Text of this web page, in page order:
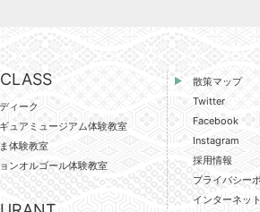
ィーク
ュアミュージアム体験教室
体験教室
ンオルゴール体験教室
散策マップ
Twitter
Facebook
Instagram
採用情報
プライバシー
インターネッ